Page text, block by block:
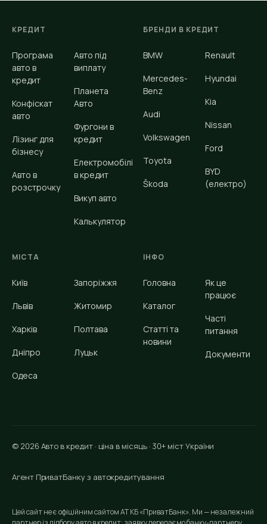
КРЕДИТ
Програма
авто в
кредит
Конфіскат
авто
Лізинг для
бізнесу
Авто в
розстрочку
Авто під
виплату
Планета
Авто
Фургони в
кредит
Електромобілі
в кредит
Викуп авто
Калькулятор
БРЕНДИ В КРЕДИТ
BMW
Mercedes-
Benz
Audi
Volkswagen
Toyota
Škoda
Renault
Hyundai
Kia
Nissan
Ford
BYD
(електро)
МІСТА
Київ
Львів
Харків
Дніпро
Одеса
Запоріжжя
Житомир
Полтава
Луцьк
ІНФО
Головна
Каталог
Статті та
новини
Як це
працює
Часті
питання
Документи
© 2026 Авто в кредит · ціна в місяць · 30+ міст України
Агент ПриватБанку з автокредитування
Цей сайт не є офіційним сайтом АТ КБ «ПриватБанк». Ми — незалежний